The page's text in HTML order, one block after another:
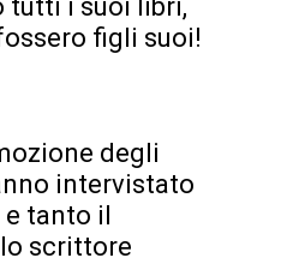
tutti i suoi libri,
figli suoi!
degli
intervistato
tanto il
scrittore